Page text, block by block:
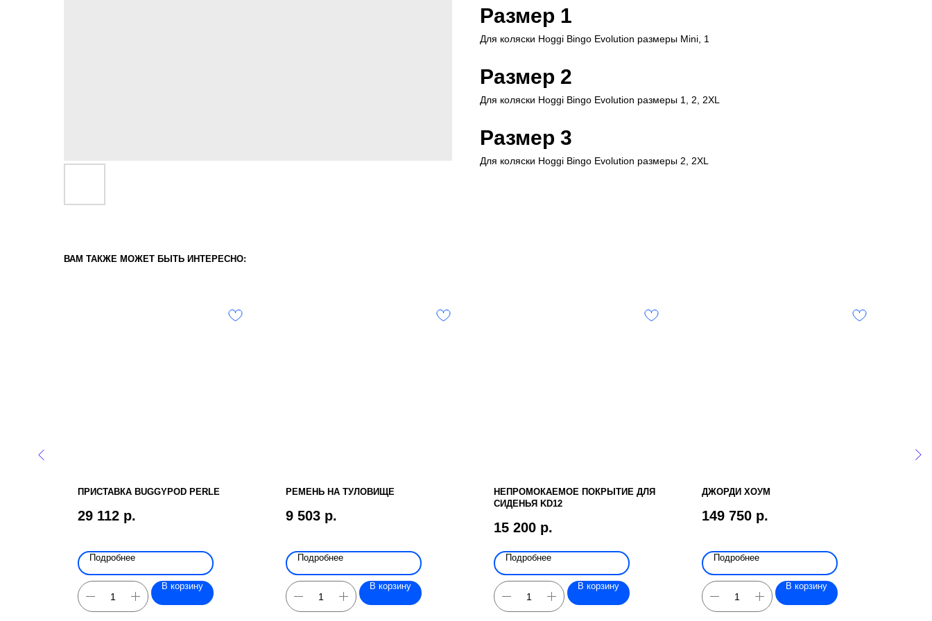
Размер 1
Для коляски Hoggi Bingo Evolution размеры Mini, 1
Размер 2
Для коляски Hoggi Bingo Evolution размеры 1, 2, 2XL
Размер 3
Для коляски Hoggi Bingo Evolution размеры 2, 2XL
ВАМ ТАКЖЕ МОЖЕТ БЫТЬ ИНТЕРЕСНО:
ПРИСТАВКА BUGGYPOD PERLE
29 112 р.
Подробнее
В корзину
РЕМЕНЬ НА ТУЛОВИЩЕ
9 503 р.
Подробнее
В корзину
НЕПРОМОКАЕМОЕ ПОКРЫТИЕ ДЛЯ
СИДЕНЬЯ KD12
15 200 р.
Подробнее
В корзину
ДЖОРДИ ХОУМ
149 750 р.
Подробнее
В корзину